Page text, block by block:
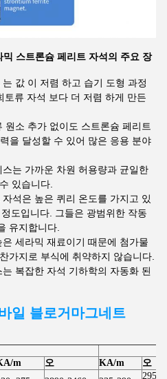
스트론슘 페리트 자석의 주요 장
값 이 저렴 하고 습기 도형 과정
류 자석 보다 더 저렴 하게 만든
원소 추가 없이도 스트론슘 페리트
을 달성할 수 있어 많은 응용 분야
는 가까운 차원 허용량과 균일한
있습니다.
석은 높은 퀴리 온도를 가지고 있
도입니다. 그들은 광범위한 작동
유지합니다.
세라믹 재료이기 때문에 첨가물
가지로 부식에 취약하지 않습니다.
복잡한 자석 기하학의 자동화 된
일 블로거 마그네트
m 오 KA/m
오
2950-